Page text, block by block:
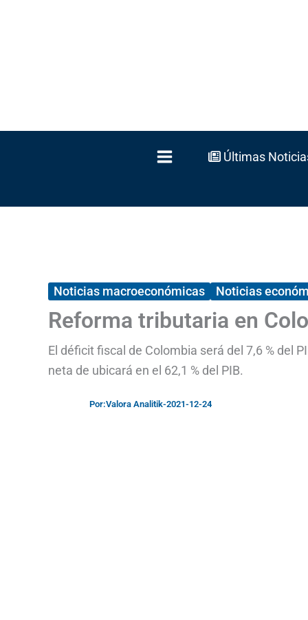
Últimas
Noticias macroeconómicas Noticias
Reforma tributaria en
El déficit fiscal de Colombia será del 7,6 % del
neta de ubicará en el 62,1 % del PIB.
Por:Valora Analitik-2021-12-24